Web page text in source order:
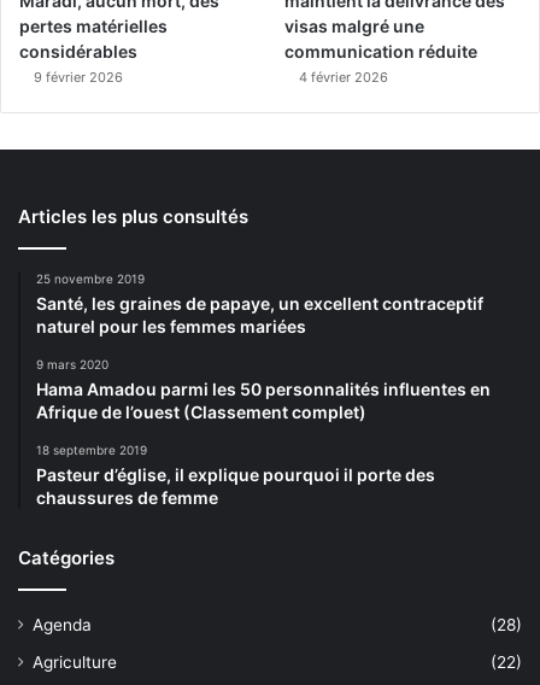
pertes matérielles
considérables
9 février 2026
visas malgré une
communication réduite
4 février 2026
Articles les plus consultés
25 novembre 2019
Santé, les graines de papaye, un excellent contraceptif
naturel pour les femmes mariées
9 mars 2020
Hama Amadou parmi les 50 personnalités influentes en
Afrique de l’ouest (Classement complet)
18 septembre 2019
Pasteur d’église, il explique pourquoi il porte des
chaussures de femme
Catégories
Agenda
(28)
Agriculture
(22)